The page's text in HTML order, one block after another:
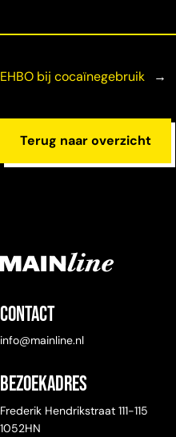
EHBO bij cocaïnegebruik
→
Terug naar overzicht
Contact
info@mainline.nl
Bezoekadres
Frederik Hendrikstraat 111-115
1052HN